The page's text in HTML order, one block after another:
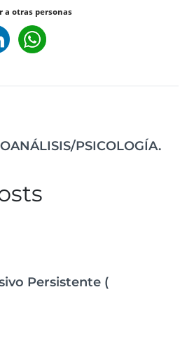
a otras personas
PSICOLOGÍA.
Persistente (